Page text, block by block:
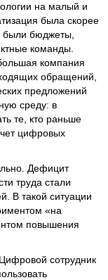
на малый и
была скорее
были бюджеты,
команды.
компания
обращений,
предложений
среду: в
те, кто раньше
цифровых
Дефицит
труда стали
В такой ситуации
«на
повышения
сотрудник